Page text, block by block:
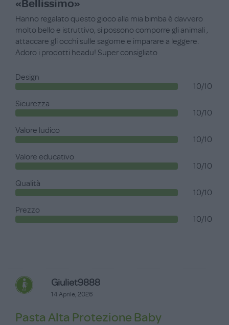
«Bellissimo»
Hanno regalato questo gioco alla mia bimba è davvero
molto bello e istruttivo, si possono comporre gli animali ,
attaccare gli occhi sulle sagome e imparare a leggere.
Adoro i prodotti headu! Super consigliato
Design
10/10
Sicurezza
10/10
Valore ludico
10/10
Valore educativo
10/10
Qualità
10/10
Prezzo
10/10
Giuliet9888
14 Aprile, 2026
Pasta Alta Protezione Baby